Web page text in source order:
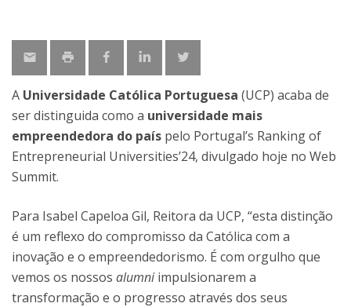
A Universidade Católica Portuguesa (UCP) acaba de
ser distinguida como a universidade mais
empreendedora do país pelo Portugal’s Ranking of
Entrepreneurial Universities’24, divulgado hoje no Web
Summit.
Para Isabel Capeloa Gil, Reitora da UCP, “esta distinção
é um reflexo do compromisso da Católica com a
inovação e o empreendedorismo. É com orgulho que
vemos os nossos alumniimpulsionarem a
transformação e o progresso através dos seus